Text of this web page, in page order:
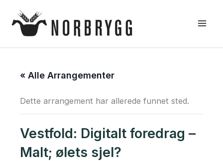
rett
« Alle Arrangementer
Dette arrangement har allerede funnet sted.
Vestfold: Digitalt foredrag –
Malt; ølets sjel?